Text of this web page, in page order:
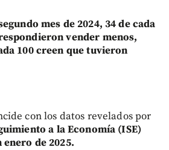
mes de 2024, 34 de cada
vender menos,
100 creen que tuvieron
con los datos revelados por
a la Economía (ISE)
de 2025.